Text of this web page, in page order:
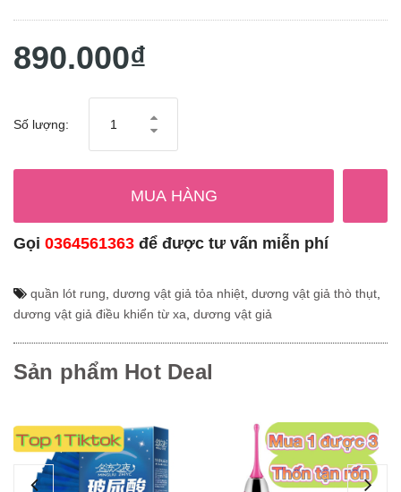
890.000₫
Số lượng:
MUA HÀNG
Gọi 0364561363 để được tư vấn miễn phí
quần lót rung dương vật giả tỏa nhiệt dương vật giả thò thụt
dương vật giả điều khiển từ xa dương vật giả
Sản phẩm Hot Deal